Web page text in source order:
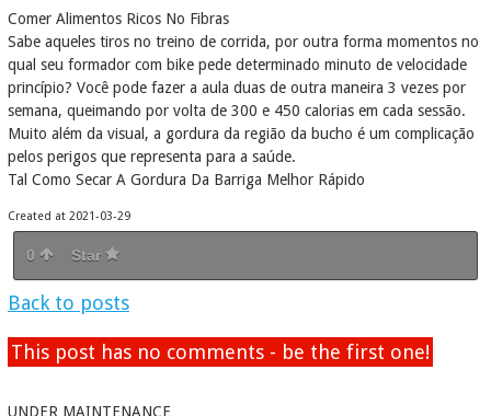
Comer Alimentos Ricos No Fibras
Sabe aqueles tiros no treino de corrida, por outra forma momentos no
qual seu formador com bike pede determinado minuto de velocidade
princípio? Você pode fazer a aula duas de outra maneira 3 vezes por
semana, queimando por volta de 300 e 450 calorias em cada sessão.
Muito além da visual, a gordura da região da bucho é um complicação
pelos perigos que representa para a saúde.
Tal Como Secar A Gordura Da Barriga Melhor Rápido
Created at 2021-03-29
0 Star
Back to posts
This post has no comments - be the first one!
UNDER MAINTENANCE